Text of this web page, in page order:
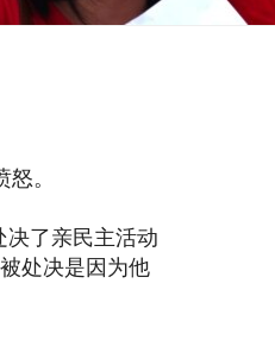
。
决了亲民主活动
处决是因为他